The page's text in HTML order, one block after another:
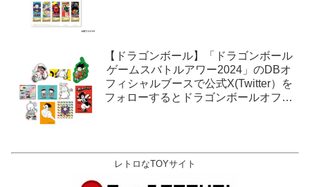
【ドラゴンボール】「ドラゴンボール
ゲームスバトルアワー2024」のDBオ
フィシャルブースで公式X(Twitter）を
フォローするとドラゴンボールオフィ
レトロなTOYサイト